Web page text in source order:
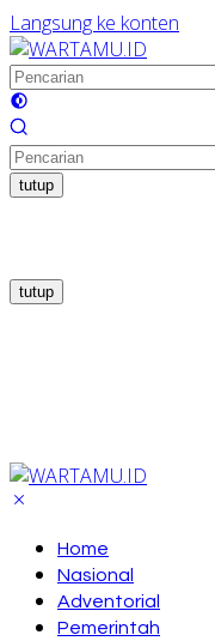
Langsung ke konten
tutup
tutup
Home
Nasional
Adventorial
Pemerintah